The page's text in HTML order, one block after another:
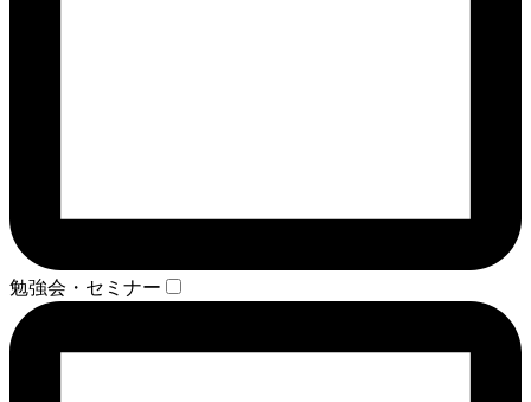
勉強会・セミナー